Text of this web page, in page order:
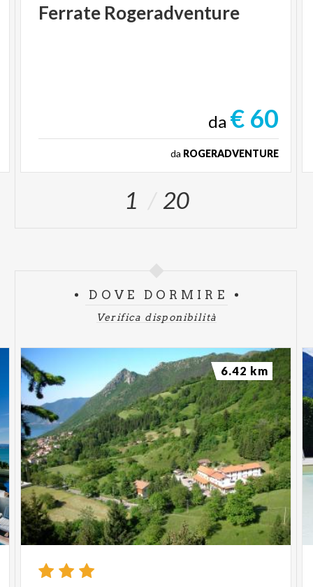
Ferrate Rogeradventure
da € 60
da ROGERADVENTURE
1 20
DOVE DORMIRE
Verifica disponibilità
6.42 km